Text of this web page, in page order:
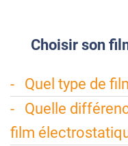
Choisirson
Quel type de
Quelle
film